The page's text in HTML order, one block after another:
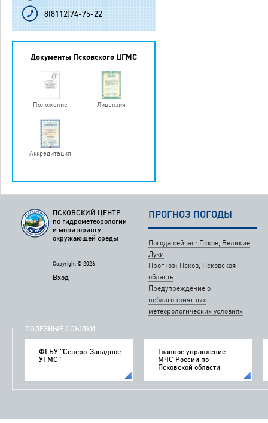
8(8112)74-75-22
Документы Псковского ЦГМС
Положение Лицензия
Аккредитация
ПСКОВСКИЙ ЦЕНТР
по гидрометеорологии
и мониторингу
окружающей среды
Copyright © 2026
Вход
ПРОГНОЗ ПОГОДЫ
Погода сейчас: Псков, Великие
Луки
Прогноз: Псков, Псковская
область
Предупреждение о
неблагоприятных
метеорологических условиях
ПОЛЕЗНЫЕ ССЫЛКИ
ФГБУ "Северо-Западное
УГМС"
Главное управление
МЧС России по
Псковской области